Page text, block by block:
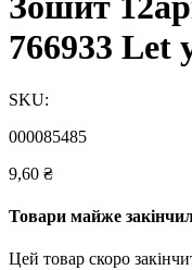
766933 Let
SKU:
000085485
9,60 ₴
Товари майже
Цей товар скоро